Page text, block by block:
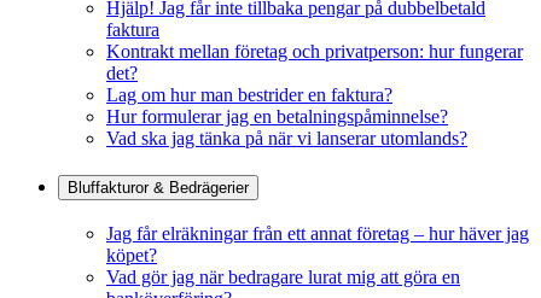
Hjälp! Jag får inte tillbaka pengar på dubbelbetald
faktura
Kontrakt mellan företag och privatperson: hur fungerar
det?
Lag om hur man bestrider en faktura?
Hur formulerar jag en betalningspåminnelse?
Vad ska jag tänka på när vi lanserar utomlands?
Bluffakturor & Bedrägerier
Jag får elräkningar från ett annat företag – hur häver jag
köpet?
Vad gör jag när bedragare lurat mig att göra en